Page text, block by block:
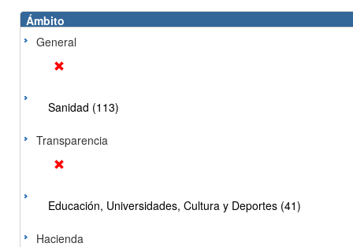
Ámbito
General
Sanidad (113)
Transparencia
Educación, Universidades, Cultura y Deportes (41)
Hacienda